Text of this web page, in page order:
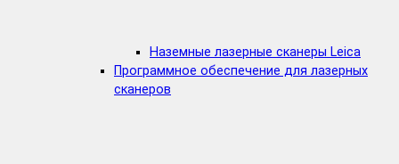
Наземные лазерные сканеры Leica
Программное обеспечение для лазерных
сканеров